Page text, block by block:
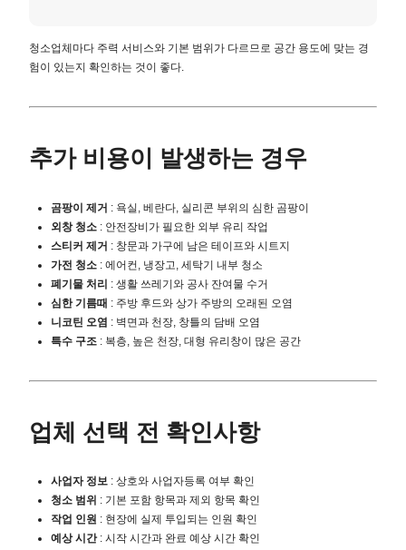
청소업체마다 주력 서비스와 기본 범위가 다르므로 공간 용도에 맞는 경
험이 있는지 확인하는 것이 좋다.
추가 비용이 발생하는 경우
곰팡이 제거 : 욕실, 베란다, 실리콘 부위의 심한 곰팡이
외창 청소 : 안전장비가 필요한 외부 유리 작업
스티커 제거 : 창문과 가구에 남은 테이프와 시트지
가전 청소 : 에어컨, 냉장고, 세탁기 내부 청소
폐기물 처리 : 생활 쓰레기와 공사 잔여물 수거
심한 기름때 : 주방 후드와 상가 주방의 오래된 오염
니코틴 오염 : 벽면과 천장, 창틀의 담배 오염
특수 구조 : 복층, 높은 천장, 대형 유리창이 많은 공간
업체 선택 전 확인사항
사업자 정보 : 상호와 사업자등록 여부 확인
청소 범위 : 기본 포함 항목과 제외 항목 확인
작업 인원 : 현장에 실제 투입되는 인원 확인
예상 시간: 시작 시간과 완료 예상 시간 확인